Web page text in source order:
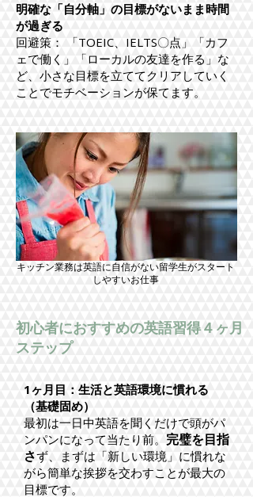
明確な「自分軸」の目標がないまま時間
が過ぎる
回避策： 「TOEIC、IELTS〇点」「カフ
ェで働く」「ローカルの友達を作る」な
ど、小さな目標を立ててクリアしていく
ことでモチベーションが保てます。
​キッチン業務は英語に自信がない留学生がスタート
しやすいお仕事
初心者におすすめの英語習得４ヶ月
ステップ
1ヶ月目：生活と英語環境に慣れる
（基礎固め）
最初は一日中英語を聞くだけで頭がパ
ンパンになって当たり前。 完璧を目指
さず、まずは「新しい環境」に慣れな
がら簡単な挨拶を交わすことが最大の
目標です。